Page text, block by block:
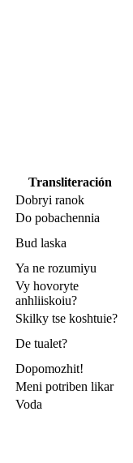
Transliteración
Dobryi ranok
Do pobachennia
Bud laska
Ya ne rozumiyu
Vy hovoryte
anhliiskoiu?
Skilky tse koshtuie?
De tualet?
Dopomozhit!
Meni potriben likar
Voda